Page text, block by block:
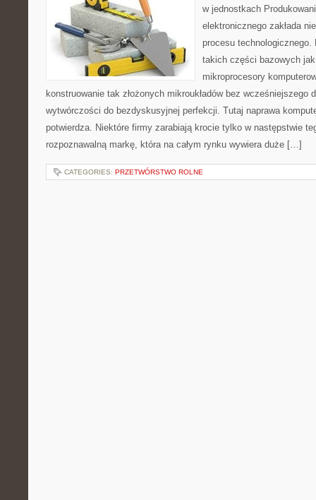
w jednostkach
elektronicznego zakłada
procesu
takich części bazowych
mikroprocesory
konstruowanie tak złożonych mikroukładów bez wcześniejszego
wytwórczości do bezdyskusyjnej perfekcji. Tutaj naprawa
potwierdza. Niektóre firmy zarabiają krocie tylko w następstwie
rozpoznawalną markę, która na całym rynku wywiera duże […]
CATEGORIES: PRZETWÓRSTWO ROLNE